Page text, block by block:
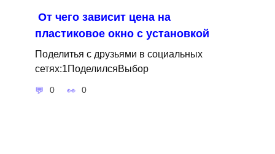
От чего зависит цена на
пластиковое окно с установкой
Поделитья с друзьями в социальных
сетях:1ПоделилсяВыбор
0 0